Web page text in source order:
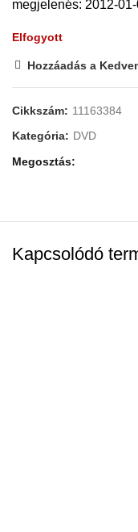
megjelenés: 2012-
Elfogyott
Hozzáadás a
Cikkszám: 11163384
Kategória: DVD
Megosztás
Kapcsolódó